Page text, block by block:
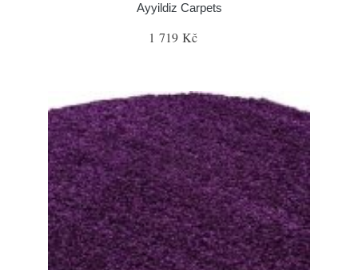
Ayyildiz Carpets
1 719 Kč